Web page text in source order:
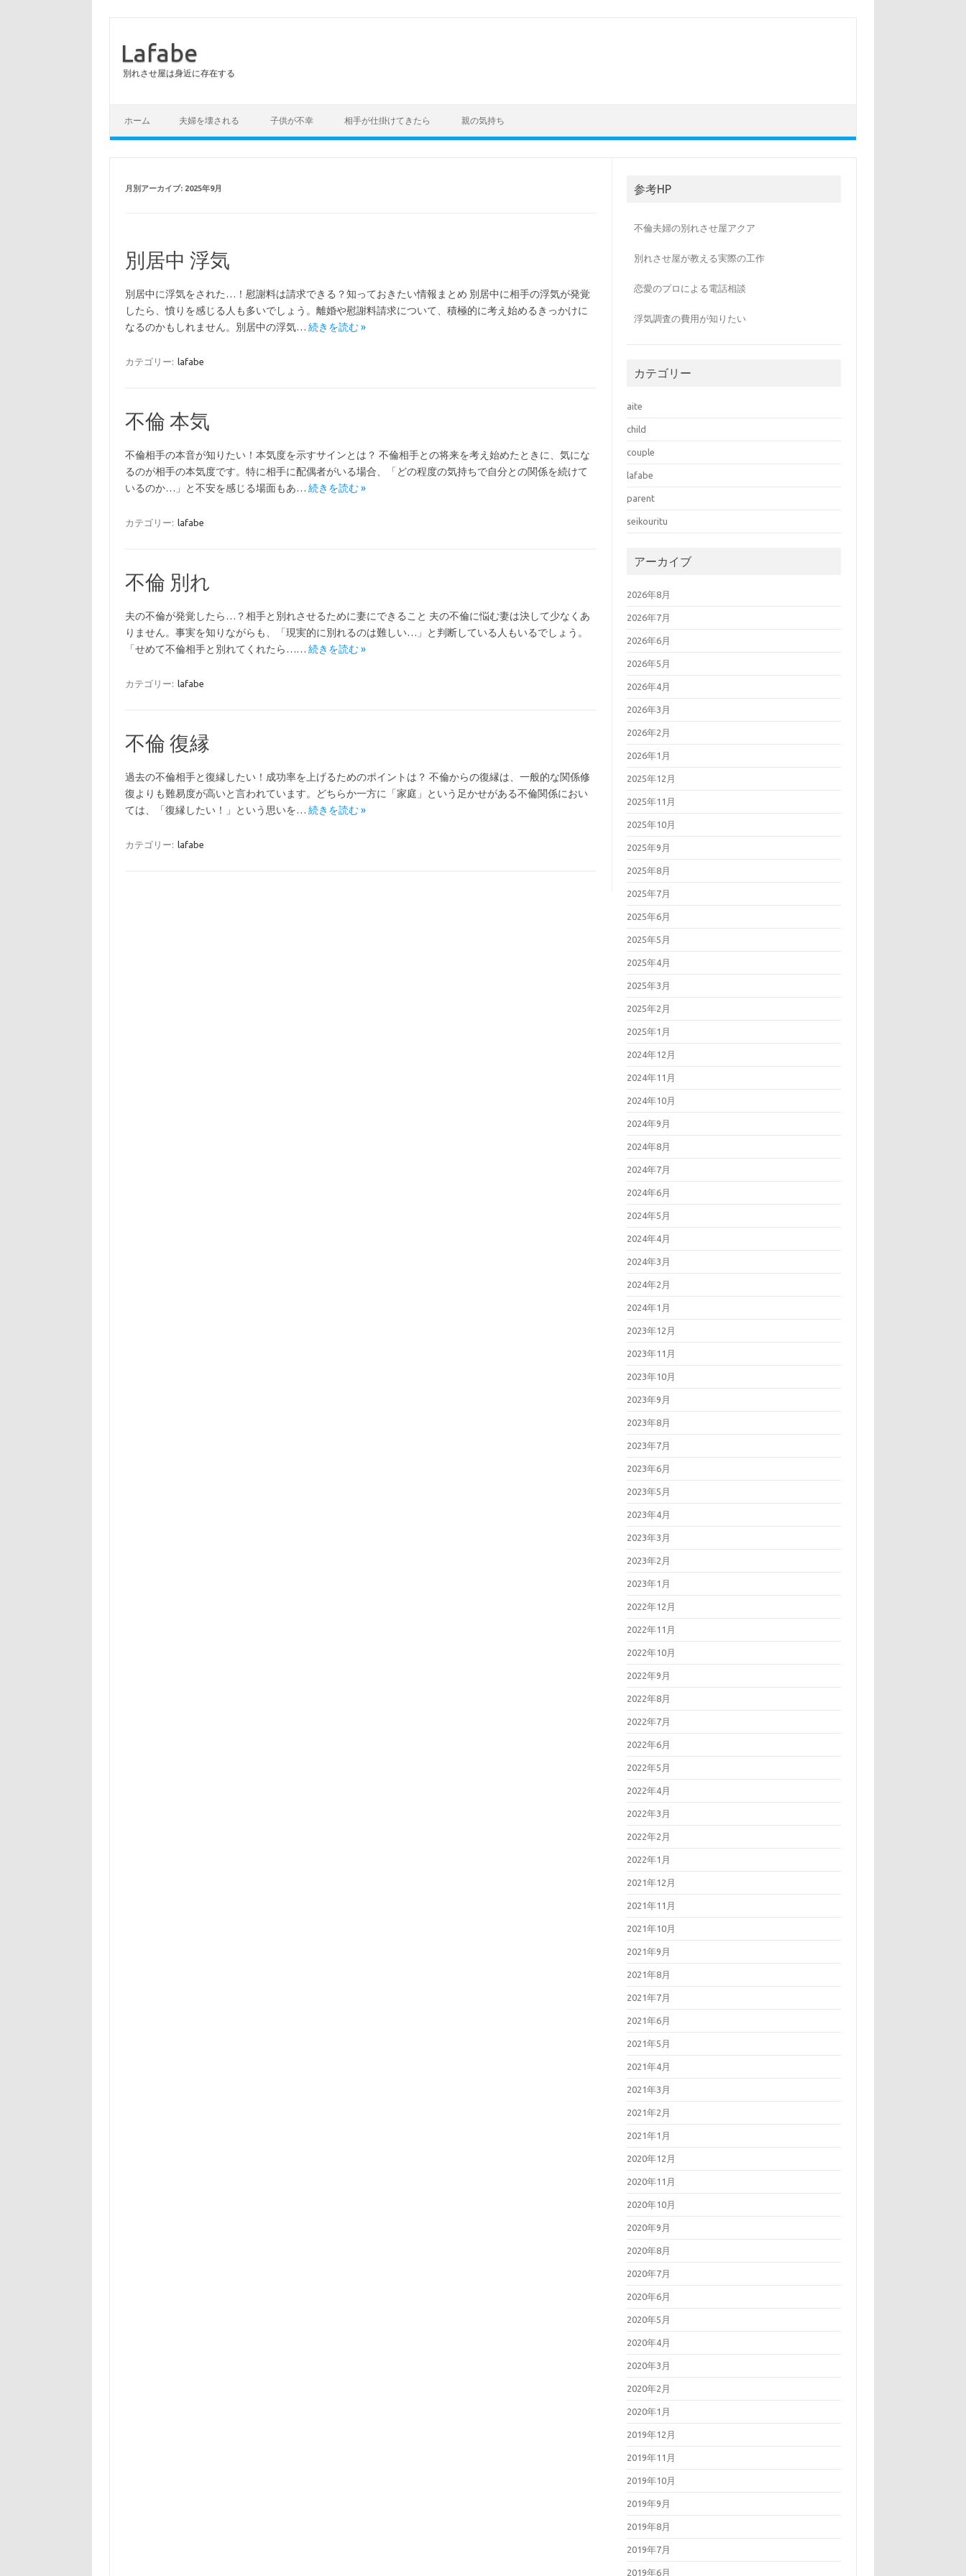
Lafabe
別れさせ屋は身近に存在する
ホーム 夫婦を壊される 子供が不幸 相手が仕掛けてきたら 親の気持ち
月別アーカイブ: 2025年9月
別居中 浮気
別居中に浮気をされた…！慰謝料は請求できる？知っておきたい情報まとめ 別居中に相手の浮気が発覚
したら、憤りを感じる人も多いでしょう。離婚や慰謝料請求について、積極的に考え始めるきっかけに
なるのかもしれません。別居中の浮気… 続きを読む »
カテゴリー: lafabe
不倫 本気
不倫相手の本音が知りたい！本気度を示すサインとは？ 不倫相手との将来を考え始めたときに、気にな
るのが相手の本気度です。特に相手に配偶者がいる場合、「どの程度の気持ちで自分との関係を続けて
いるのか…」と不安を感じる場面もあ… 続きを読む »
カテゴリー: lafabe
不倫 別れ
夫の不倫が発覚したら…？相手と別れさせるために妻にできること 夫の不倫に悩む妻は決して少なくあ
りません。事実を知りながらも、「現実的に別れるのは難しい…」と判断している人もいるでしょう。
「せめて不倫相手と別れてくれたら…… 続きを読む »
カテゴリー: lafabe
不倫 復縁
過去の不倫相手と復縁したい！成功率を上げるためのポイントは？ 不倫からの復縁は、一般的な関係修
復よりも難易度が高いと言われています。どちらか一方に「家庭」という足かせがある不倫関係におい
ては、「復縁したい！」という思いを… 続きを読む »
カテゴリー: lafabe
参考HP
不倫夫婦の別れさせ屋アクア
別れさせ屋が教える実際の工作
恋愛のプロによる電話相談
浮気調査の費用が知りたい
カテゴリー
aite
child
couple
lafabe
parent
seikouritu
アーカイブ
2026年8月
2026年7月
2026年6月
2026年5月
2026年4月
2026年3月
2026年2月
2026年1月
2025年12月
2025年11月
2025年10月
2025年9月
2025年8月
2025年7月
2025年6月
2025年5月
2025年4月
2025年3月
2025年2月
2025年1月
2024年12月
2024年11月
2024年10月
2024年9月
2024年8月
2024年7月
2024年6月
2024年5月
2024年4月
2024年3月
2024年2月
2024年1月
2023年12月
2023年11月
2023年10月
2023年9月
2023年8月
2023年7月
2023年6月
2023年5月
2023年4月
2023年3月
2023年2月
2023年1月
2022年12月
2022年11月
2022年10月
2022年9月
2022年8月
2022年7月
2022年6月
2022年5月
2022年4月
2022年3月
2022年2月
2022年1月
2021年12月
2021年11月
2021年10月
2021年9月
2021年8月
2021年7月
2021年6月
2021年5月
2021年4月
2021年3月
2021年2月
2021年1月
2020年12月
2020年11月
2020年10月
2020年9月
2020年8月
2020年7月
2020年6月
2020年5月
2020年4月
2020年3月
2020年2月
2020年1月
2019年12月
2019年11月
2019年10月
2019年9月
2019年8月
2019年7月
2019年6月